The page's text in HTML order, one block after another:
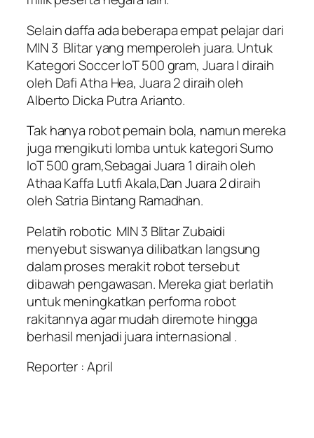
Selain daffa ada beberapa empat pelajar dari
MIN 3 Blitar yang memperoleh juara. Untuk
Kategori Soccer IoT 500 gram, Juara I diraih
oleh Dafi Atha Hea, Juara 2 diraih oleh
Alberto Dicka Putra Arianto.
Tak hanya robot pemain bola, namun mereka
juga mengikuti lomba untuk kategori Sumo
IoT 500 gram,Sebagai Juara 1 diraih oleh
Athaa Kaffa Lutfi Akala,Dan Juara 2 diraih
oleh Satria Bintang Ramadhan.
Pelatih robotic MIN 3 Blitar Zubaidi
menyebut siswanya dilibatkan langsung
dalam proses merakit robot tersebut
dibawah pengawasan. Mereka giat berlatih
untuk meningkatkan performa robot
rakitannya agar mudah diremote hingga
berhasil menjadi juara internasional .
Reporter : April